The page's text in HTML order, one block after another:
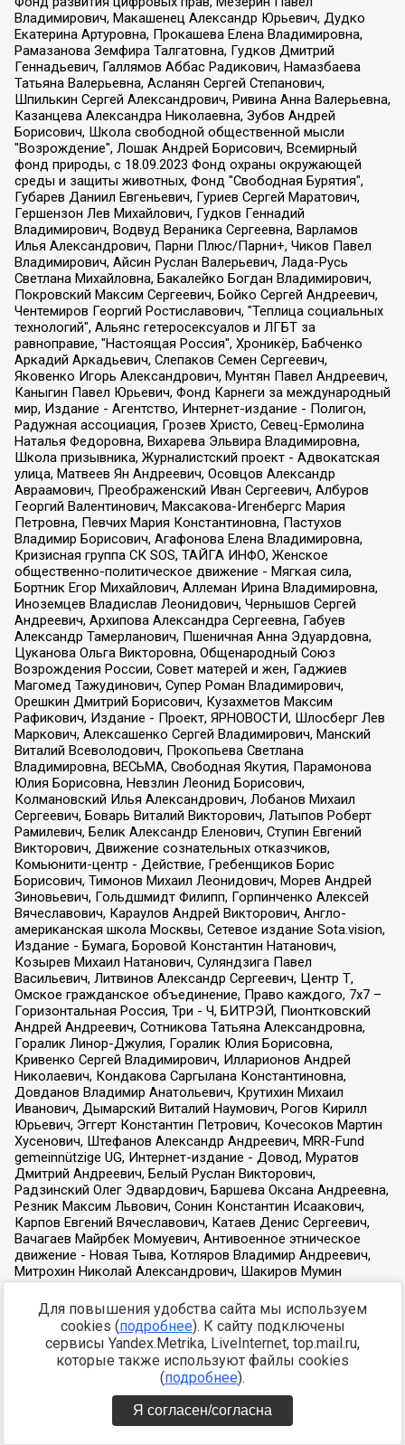
Для повышения удобства сайта мы используем
cookies (подробнее). К сайту подключены
сервисы Yandex.Metrika, LiveInternet, top.mail.ru,
которые также используют файлы cookies
(подробнее).
Я согласен/согласна